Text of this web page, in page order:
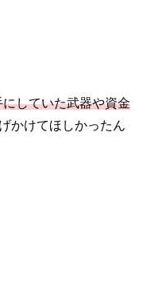
していた武器や資金
かけてほしかったん